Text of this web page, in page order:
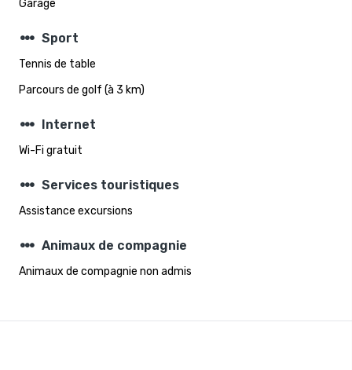
Garage
steppers Sport
Tennis de table
Parcours de golf (à 3 km)
steppers Internet
Wi-Fi gratuit
steppers Services touristiques
Assistance excursions
steppers Animaux de compagnie
Animaux de compagnie non admis